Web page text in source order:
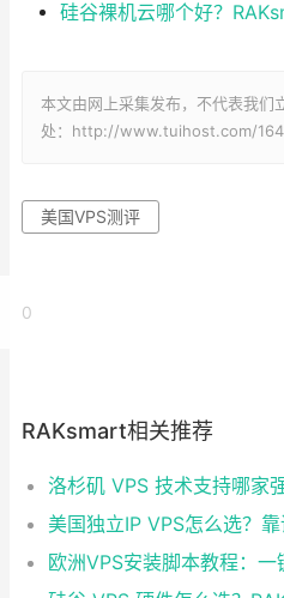
硅谷裸机云哪个好？
本文由网上采集发布，不代表我们
处：http://www.tuihost.com/
美国VPS测评
0
RAKsmart相关推荐